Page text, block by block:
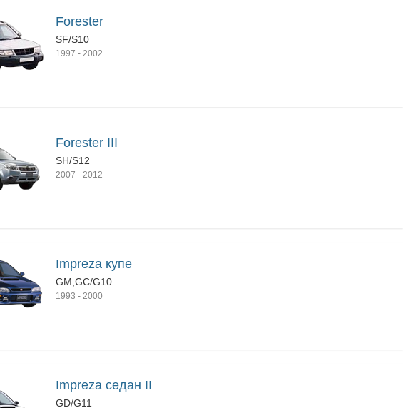
Forester
SF/S10
1997 - 2002
Forester III
SH/S12
2007 - 2012
Impreza купе
GM,GC/G10
1993 - 2000
Impreza седан II
GD/G11